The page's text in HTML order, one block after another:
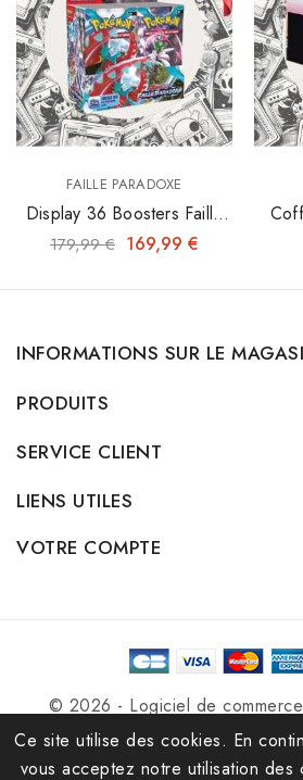
FAILLE PARADOXE
Display 36 Boosters Faille
Paradoxe - EV04
179,99 € 169,99 €
ETB
INFORMATIONS SUR LE
PRODUITS
SERVICE CLIENT
LIENS UTILES
VOTRE COMPTE
Ce site utilise des cookies. En
vous acceptez notre utilisation des
© 2026 - Logiciel de
PrestaShop™